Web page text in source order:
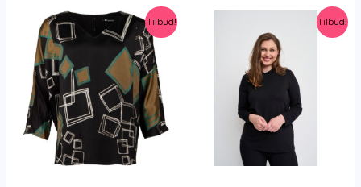
Tilbud! Tilbud!